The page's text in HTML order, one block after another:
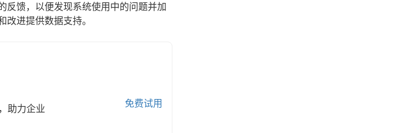
反馈，以便发现系统使用中的问题并加
进提供数据支持。
助力企业
免费试用